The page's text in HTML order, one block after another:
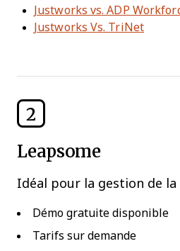
Justworks vs. ADP
Justworks Vs. TriNet
2
Leapsome
Idéal pour la gestion de
Démo gratuite disponible
Tarifs sur demande